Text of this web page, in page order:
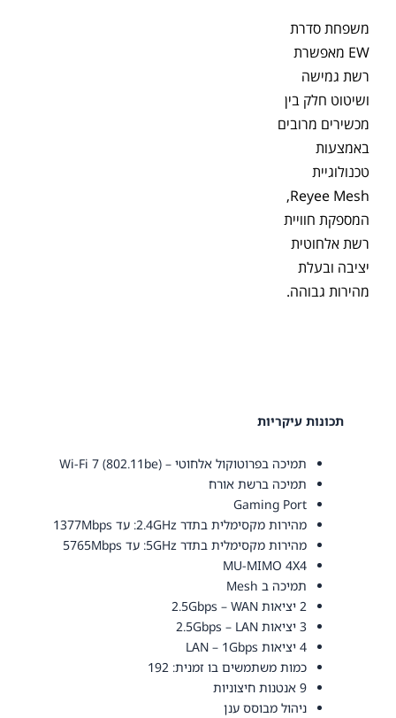
משפחת סדרת
EW מאפשרת
רשת גמישה
ושיטוט חלק בין
מכשירים מרובים
באמצעות
טכנולוגיית
Reyee Mesh,
המספקת חוויית
רשת אלחוטית
יציבה ובעלת
מהירות גבוהה.
תכונות עיקריות
תמיכה בפרוטוקול אלחוטי – Wi-Fi 7 (802.11be)
תמיכה ברשת אורח
Gaming Port
מהירות מקסימלית בתדר 2.4GHz: עד 1377Mbps
מהירות מקסימלית בתדר 5GHz: עד 5765Mbps
MU-MIMO 4X4
תמיכה ב Mesh
2 יציאות 2.5Gbps – WAN
3 יציאות 2.5Gbps – LAN
4 יציאות LAN – 1Gbps
כמות משתמשים בו זמנית: 192
9 אנטנות חיצוניות
ניהול מבוסס ענן